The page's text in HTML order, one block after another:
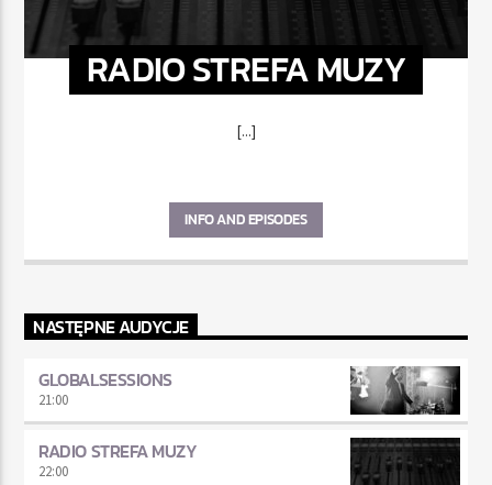
RADIO STREFA MUZY
[...]
INFO AND EPISODES
NASTĘPNE AUDYCJE
GLOBALSESSIONS
21:00
RADIO STREFA MUZY
22:00